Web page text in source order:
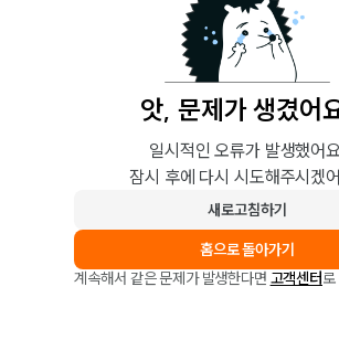
앗, 문제가 생겼어
일시적인 오류가 발생했어
잠시 후에 다시 시도해주시겠
새로고침하기
홈으로 돌아가기
계속해서 같은 문제가 발생한다면 고객센터